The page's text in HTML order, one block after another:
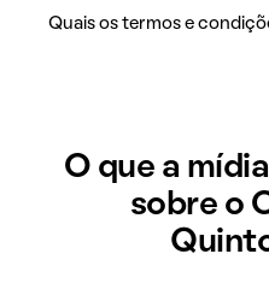
Quais os termos e
O que a
sobre o